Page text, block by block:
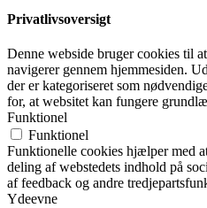
Privatlivsoversigt
Denne webside bruger cookies til
navigerer gennem hjemmesiden.
der er kategoriseret som
for, at websitet kan fungere
Funktionel
Funktionel
Funktionelle cookies hjælper med
deling af webstedets indhold på
af feedback og andre
Ydeevne